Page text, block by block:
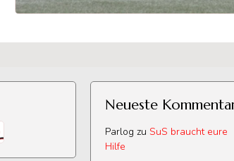
Neueste
Parlog zu SuS braucht eure
Hilfe